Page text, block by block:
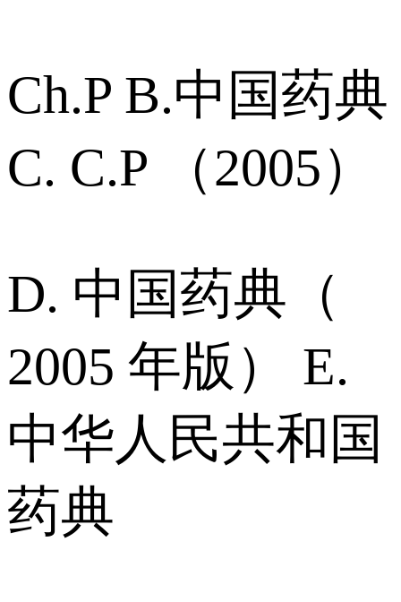
Ch.P B.中国药典
C. C.P （2005）
D. 中国药典（
2005 年版） E.
中华人民共和国
药典